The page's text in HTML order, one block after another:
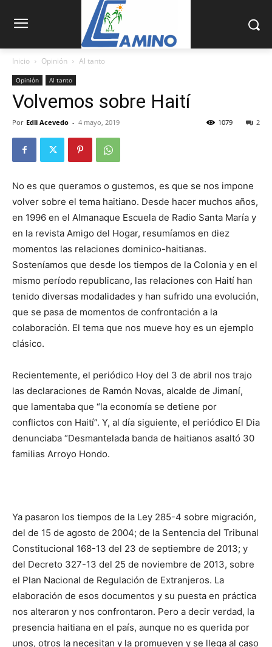
Inicio Opinión Al tanto
Opinión Al tanto
Volvemos sobre Haití
Por Edli Acevedo - 4 mayo, 2019 2
1079
No es que queramos o gustemos, es que se nos im­pone
volver sobre el tema haitiano. Desde hacer mu­chos años,
en 1996 en el Al­manaque Escuela de Radio Santa María y
en la revista Amigo del Hogar, resumía­mos en diez
momentos las relaciones dominico-haitia­nas.
Sosteníamos que desde los tiempos de la Colonia y en el
mismo período repu­blicano, las relaciones con Haití han
tenido diversas modalidades y han sufrido una evolución,
que se pasa de momentos de confronta­ción a la
colaboración. El tema que nos mueve hoy es un ejemplo
clásico.
Recientemente, el perió­dico Hoy del 3 de abril nos trajo
las declaraciones de Ramón Novas, alcalde de Jimaní,
que lamentaba que “la economía se detiene por
conflictos con Haití”. Y, al día siguiente, el periódico El Dia
denunciaba “Des­mante­lada banda de haitia­nos asal­tó 30
familias Arroyo Hon­do.
Ya pasaron los tiempos de la Ley 285-4 sobre mi­gración,
del de 15 de agosto de 2004; de la Sentencia del Tribunal
Constitucional 168-13 del 23 de septiembre de 2013; y
del Decreto 327-13 del 25 de noviembre de 2013, sobre
el Plan Nacional de Regulación de Extranje­ros. La
elaboración de esos documentos y su puesta en práctica
nos alteraron y nos confrontaron. Pero a decir verdad, la
pre­sencia haitiana en el país, aunque no es que­rida por
unos, otros la necesitan y la promueven y se llega al caso